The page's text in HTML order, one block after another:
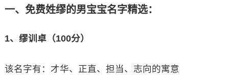
一、免费姓缪的男宝宝名字精选：
1、缪训卓（100分）
该名字有：才华、正直、担当、志向的寓意